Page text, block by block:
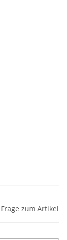
Frage zum Artikel